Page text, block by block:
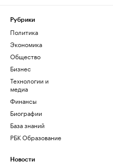
Рубрики
Политика
Экономика
Общество
Бизнес
Технологии и
медиа
Финансы
Биографии
База знаний
РБК Образование
Новости